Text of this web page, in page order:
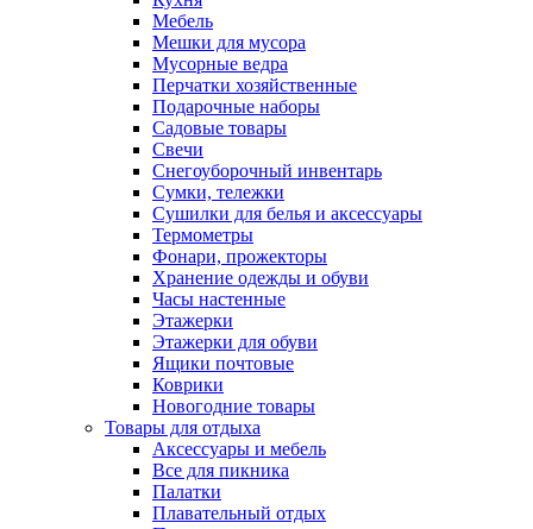
Мебель
Мешки для мусора
Мусорные ведра
Перчатки хозяйственные
Подарочные наборы
Садовые товары
Свечи
Снегоуборочный инвентарь
Сумки, тележки
Сушилки для белья и аксессуары
Термометры
Фонари, прожекторы
Хранение одежды и обуви
Часы настенные
Этажерки
Этажерки для обуви
Ящики почтовые
Коврики
Новогодние товары
Товары для отдыха
Аксессуары и мебель
Все для пикника
Палатки
Плавательный отдых